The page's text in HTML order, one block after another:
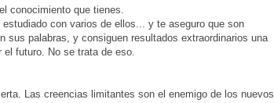
conocimiento que tienes.
con varios de ellos... y te aseguro que son
sus palabras, y consiguen resultados extraordinarios una
futuro. No se trata de eso.
Las creencias limitantes son el enemigo de los nuevos